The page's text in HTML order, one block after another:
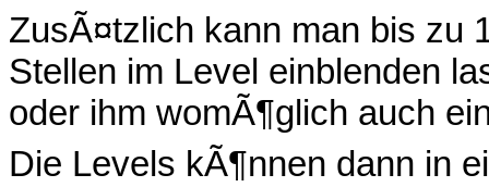
ZusÃ¤tzlich kann man bis zu
Stellen im Level einblenden
oder ihm womÃ¶glich auch
Die Levels kÃ¶nnen dann in